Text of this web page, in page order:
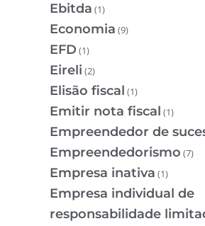
Ebitda (1)
Economia (9)
EFD (1)
Eireli (2)
Elisão fiscal (1)
Emitir nota fiscal (1)
Empreendedor de
Empreendedorismo (7)
Empresa inativa (1)
Empresa individual de
responsabilidade